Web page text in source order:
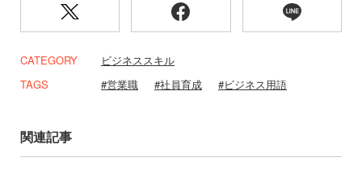
CATEGORY
ビジネススキル
TAGS
営業職 社員育成 ビジネス用語
関連記事